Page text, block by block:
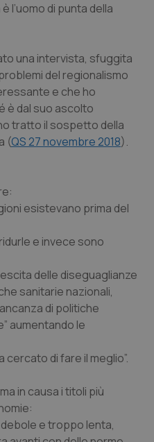
Testa Collo
l’uomo di punta della
una intervista, sfuggita
del regionalismo
e che ho
è dal suo ascolto
tratto il sospetto della
(QS 27 novembre 2018).
esistevano prima del
e invece sono
delle diseguaglianze
sanitarie nazionali,
di politiche
aumentando le
cercato di fare il meglio”.
in causa i titoli più
e troppo lenta,